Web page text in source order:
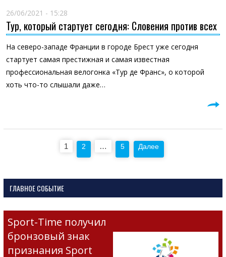
26/06/2021 - 15:28
Тур, который стартует сегодня: Словения против всех
На северо-западе Франции в городе Брест уже сегодня
стартует самая престижная и самая известная
профессиональная велогонка «Тур де Франс», о которой
хоть что-то слышали даже…
1 2 … 5 Далее
ГЛАВНОЕ СОБЫТИЕ
Sport-Time получил
бронзовый знак
признания Sport